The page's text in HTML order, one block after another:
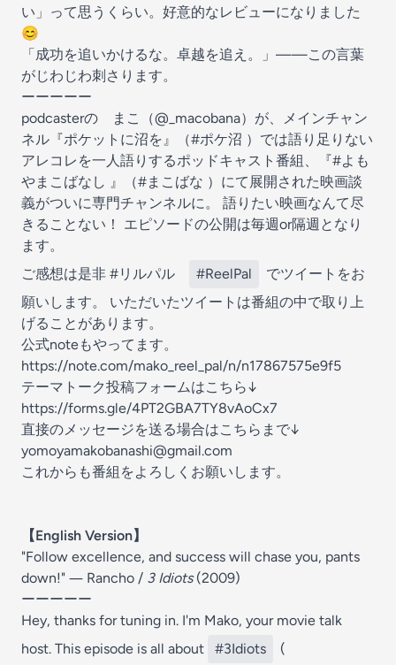
い」って思うくらい。好意的なレビューになりました
😊
「成功を追いかけるな。卓越を追え。」——この言葉
がじわじわ刺さります。
ーーーーー
podcasterの まこ（@_macobana）が、メインチャン
ネル『ポケットに沼を』（⁠⁠⁠⁠⁠⁠⁠⁠⁠⁠⁠⁠⁠⁠⁠⁠⁠⁠⁠⁠#ポケ沼⁠⁠⁠⁠⁠⁠⁠⁠⁠⁠⁠⁠⁠⁠⁠⁠⁠⁠⁠⁠ ）では語り足りない
アレコレを一人語りするポッドキャスト番組、『#よも
やまこばなし 』（#まこばな ）にて展開された映画談
義がついに専門チャンネルに。 語りたい映画なんて尽
きることない！ エピソードの公開は毎週or隔週となり
ます。
ご感想は是非 ⁠⁠⁠⁠⁠⁠⁠⁠⁠⁠⁠⁠⁠⁠⁠⁠⁠⁠⁠#リルパル
#ReelPal
でツイートをお
願いします。 いただいたツイートは番組の中で取り上
げることがあります。
公式noteもやってます。
https://note.com/mako_reel_pal/n/n17867575e9f5
テーマトーク投稿フォームはこちら↓
https://forms.gle/4PT2GBA7TY8vAoCx7
直接のメッセージを送る場合はこちらまで↓
⁠⁠yomoyamakobanashi@gmail.com⁠⁠
これからも番組をよろしくお願いします。
【English Version】
"Follow excellence, and success will chase you, pants
down!" ― Rancho / 3 Idiots(2009)
ーーーーー
Hey, thanks for tuning in. I'm Mako, your movie talk
host. This episode is all about
#3Idiots (